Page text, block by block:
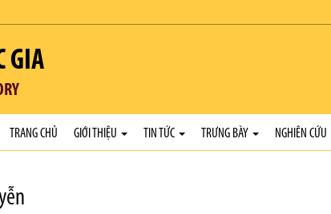
GIA
TRANG CHỦ GIỚI THIỆU TIN TỨC TRƯNG BÀY NGHIÊN CỨU